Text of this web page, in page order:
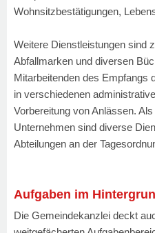
Wohnsitzbestätigungen,
Weitere Dienstleistungen sind
Abfallmarken und diversen
Mitarbeitenden des Empfangs
in verschiedenen
Vorbereitung von Anlässen.
Unternehmen sind diverse
Abteilungen an der
Aufgaben im
Die Gemeindekanzlei deckt